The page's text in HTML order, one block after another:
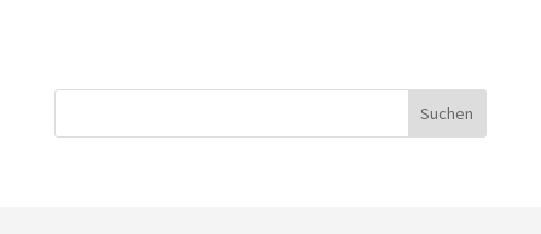
Suchen